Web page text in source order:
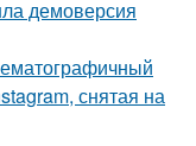
демоверсия
снятая на